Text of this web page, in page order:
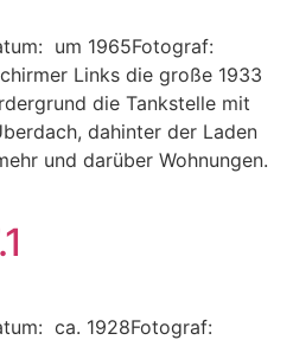
um 1965Fotograf:
Links die große 1933
die Tankstelle mit
dahinter der Laden
und darüber Wohnungen.
ca. 1928Fotograf: